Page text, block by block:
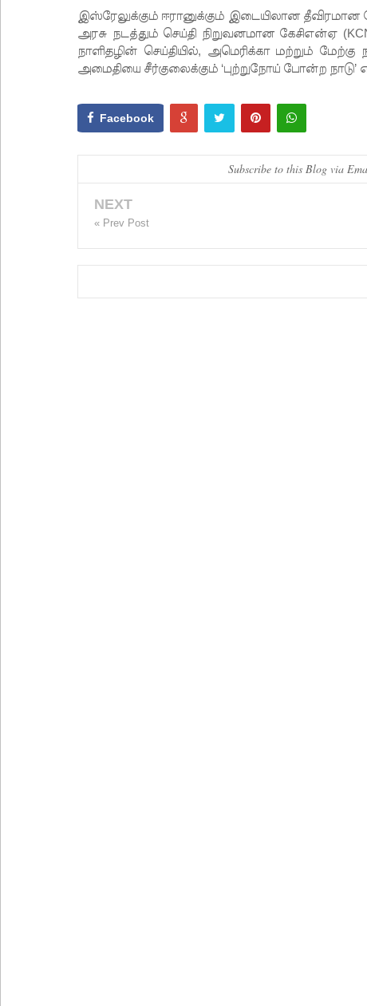
இஸ்ரேலுக்கும் ஈரானுக்கும் இடையிலான
அரசு நடத்தும் செய்தி நிறுவனமான கேசிஎன்ஏ
நாளிதழின் செய்தியில், அமெரிக்கா மற்றும்
அமைதியை சீர்குலைக்கும் ‘புற்றுநோய் போன்ற நாடு’
Facebook
Subscribe to this Blog via
NEXT
« Prev Post